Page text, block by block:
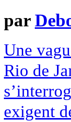
par
Une
Rio de
exigent